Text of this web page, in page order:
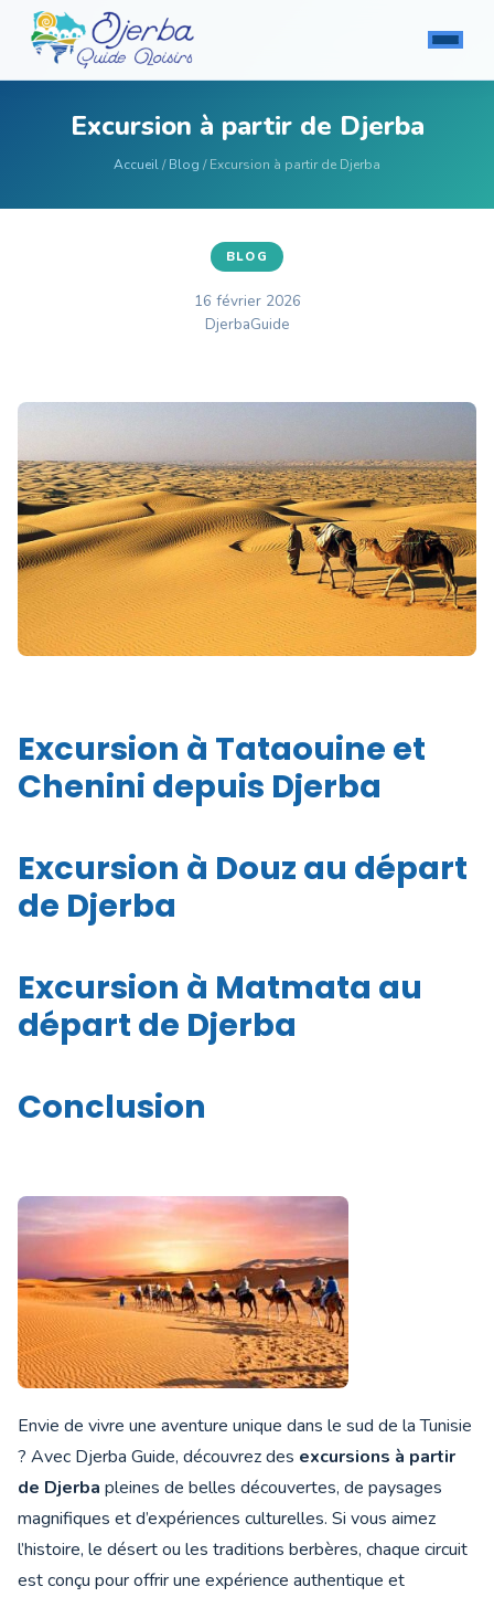
Excursion à partir de Djerba
Accueil/Blog / Excursion à partir de Djerba
BLOG
16 février 2026
DjerbaGuide
Excursion à Tataouine et
Chenini depuis Djerba
Excursion à Douz au départ
de Djerba
Excursion à Matmata au
départ de Djerba
Conclusion
Envie de vivre une aventure unique dans le sud de la Tunisie
? Avec Djerba Guide, découvrez des excursions à partir
de Djerba pleines de belles découvertes, de paysages
magnifiques et d’expériences culturelles. Si vous aimez
l’histoire, le désert ou les traditions berbères, chaque circuit
est conçu pour offrir une expérience authentique et